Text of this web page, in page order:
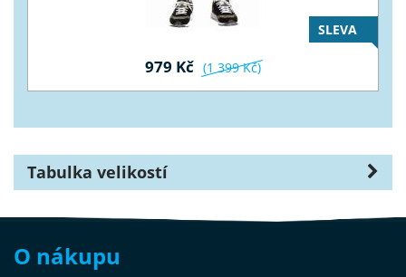
SLEVA
979 Kč (1 399 Kč)
Tabulka velikostí
O nákupu